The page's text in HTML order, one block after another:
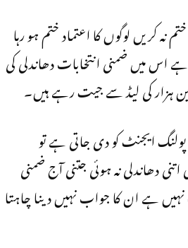
کریں لوگوں کا اعتماد ختم ہو رہا
اس میں ضمنی انتخابات دھاندلی کی
ہزار کی لیڈ سے جیت رہے ہیں۔
پولنگ ایجنٹ کو دی جاتی ہے تو
دھاندلی نہ ہوئی جتنی آج ضمنی
ہے ان کا جواب نہیں دینا چاہتا